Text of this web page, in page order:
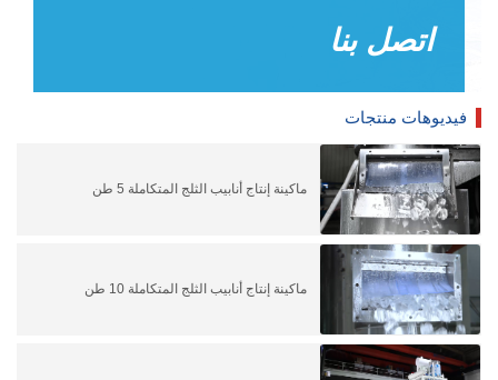
اتصل بنا
فيديوهات منتجات
ماكينة إنتاج أنابيب الثلج المتكاملة 5 طن
ماكينة إنتاج أنابيب الثلج المتكاملة 10 طن